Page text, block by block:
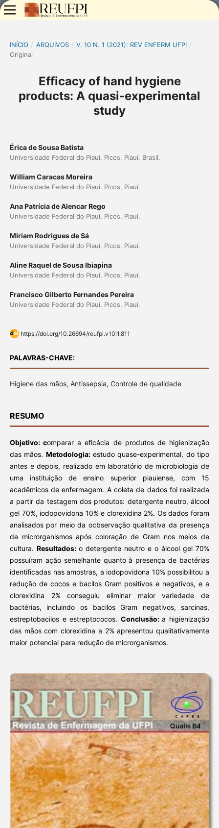
INÍCIO / ARQUIVOS / V. 10 N. 1 (2021): REV ENFERM UFPI /
Original
Efficacy of hand hygiene
products: A quasi-experimental
study
Érica de Sousa Batista
Universidade Federal do Piaui. Picos, Piauí, Brasil.
William Caracas Moreira
Universidade Federal do Piaui. Picos, Piauí.
Ana Patrícia de Alencar Rego
Universidade Federal do Piauí, Picos, Piauí.
Miriam Rodrigues de Sá
Universidade Federal do Piauí, Picos, Piauí.
Aline Raquel de Sousa Ibiapina
Universidade Federal do Piauí, Picos, Piauí.
Francisco Gilberto Fernandes Pereira
Universidade Federal do Piauí, Picos, Piauí.
https://doi.org/10.26694/reufpi.v10i1.811
PALAVRAS-CHAVE:
Higiene das mãos, Antissepsia, Controle de qualidade
RESUMO
Objetivo: comparar a eficácia de produtos de higienização
das mãos. Metodologia: estudo quase-experimental, do tipo
antes e depois, realizado em laboratório de microbiologia de
uma instituição de ensino superior piauiense, com 15
acadêmicos de enfermagem. A coleta de dados foi realizada
a partir da testagem dos produtos: detergente neutro, álcool
gel 70%, iodopovidona 10% e clorexidina 2%. Os dados foram
analisados por meio da ocbservação qualitativa da presença
de microrganismos após coloração de Gram nos meios de
cultura. Resultados: o detergente neutro e o álcool gel 70%
possuíram ação semelhante quanto à presença de bactérias
identificadas nas amostras, a iodopovidona 10% possibilitou a
redução de cocos e bacilos Gram positivos e negativos, e a
clorexidina 2% conseguiu eliminar maior variedade de
bactérias, incluindo os bacilos Gram negativos, sarcinas,
estreptobacilos e estreptococos. Conclusão:a higienização
das mãos com clorexidina a 2% apresentou qualitativamente
maior potencial para redução de microrganismos.